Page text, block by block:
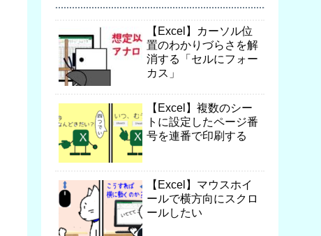
【Excel】カーソル位
置のわかりづらさを解
消する「セルにフォー
カス」
【Excel】複数のシー
トに設定したページ番
号を連番で印刷する
【Excel】マウスホイ
ールで横方向にスクロ
ールしたい